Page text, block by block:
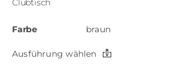
Clubtisch
Farbe braun
Ausführung wählen
Dieses